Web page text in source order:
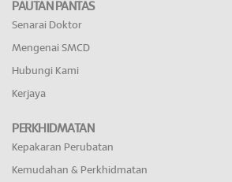
PAUTAN PANTAS
Senarai Doktor
Mengenai SMCD
Hubungi Kami
Kerjaya
PERKHIDMATAN
Kepakaran Perubatan
Kemudahan & Perkhidmatan